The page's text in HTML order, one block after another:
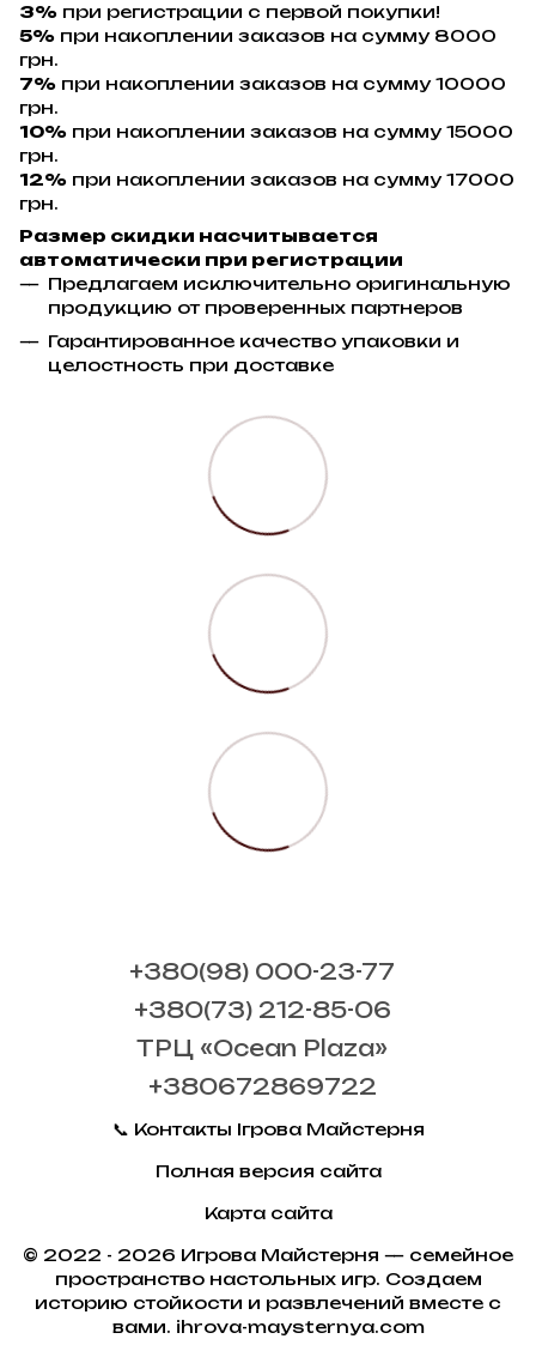
3% при регистрации с первой покупки!
5% при накоплении заказов на сумму 8000
грн.
7% при накоплении заказов на сумму 10000
грн.
10% при накоплении заказов на сумму 15000
грн.
12% при накоплении заказов на сумму 17000
грн.
Размер скидки насчитывается
автоматически при регистрации
Предлагаем исключительно оригинальную
продукцию от проверенных партнеров
Гарантированное качество упаковки и
целостность при доставке
+380(98) 000-23-77
+380(73) 212-85-06
ТРЦ «Ocean Plaza»
+380672869722
📞 Контакты Ігрова Майстерня
Полная версия сайта
Карта сайта
© 2022 - 2026 Игрова Майстерня — семейное
пространство настольных игр. Создаем
историю стойкости и развлечений вместе с
вами. ihrova-maysternya.com